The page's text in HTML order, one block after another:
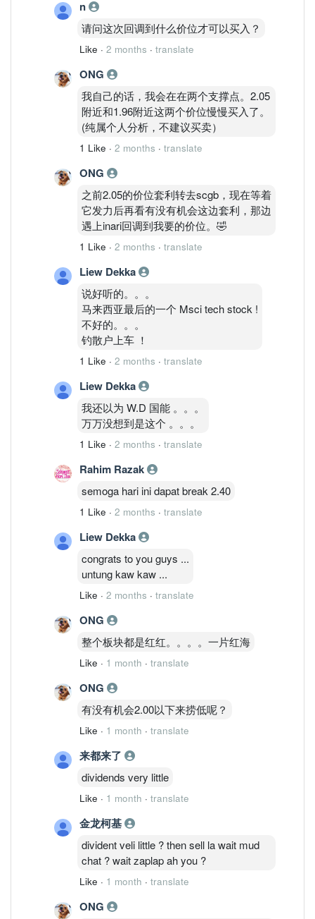
n
请问这次回调到什么价位才可以买入？
Like · 2 months · translate
ONG
我自己的话，我会在在两个支撑点。2.05
附近和1.96附近这两个价位慢慢买入了。
(纯属个人分析，不建议买卖）
1 Like · 2 months · translate
ONG
之前2.05的价位套利转去scgb，现在等着
它发力后再看有没有机会这边套利，那边
遇上inari回调到我要的价位。🤣
1 Like · 2 months · translate
Liew Dekka
说好听的。。。
马来西亚最后的一个 Msci tech stock !
不好的。。。
钓散户上车 ！
1 Like · 2 months · translate
Liew Dekka
我还以为 W.D 国能 。。。
万万没想到是这个 。。。
1 Like · 2 months · translate
Rahim Razak
semoga hari ini dapat break 2.40
1 Like · 2 months · translate
Liew Dekka
congrats to you guys ...
untung kaw kaw ...
Like · 2 months · translate
ONG
整个板块都是红红。。。。一片红海
Like · 1 month · translate
ONG
有没有机会2.00以下来捞低呢？
Like · 1 month · translate
来都来了
dividends very little
Like · 1 month · translate
金龙柯基
divident veli little ? then sell la wait mud
chat ? wait zaplap ah you ?
Like · 1 month · translate
ONG